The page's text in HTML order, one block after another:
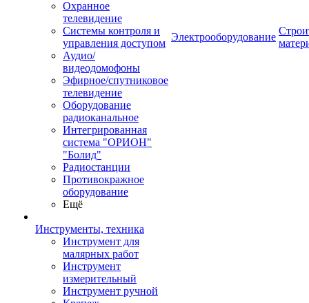
Охранное
телевидение
Системы контроля и
управления доступом
Аудио/
видеодомофоны
Эфирное/спутниковое
телевидение
Оборудование
радиоканальное
Интегрированная
система "ОРИОН"
"Болид"
Радиостанции
Противокражное
оборудование
Ещё
Инструменты, техника
Инструмент для
малярных работ
Инструмент
измерительный
Инструмент ручной
Электрооборудование